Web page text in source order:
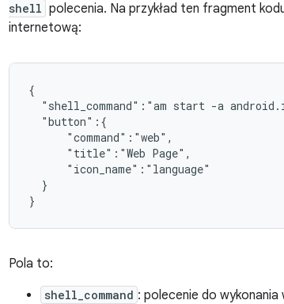
shell polecenia. Na przykład ten fragment
internetową:
{
"shell_command":"am start -a
  "button":{
      "command":"web",
      "title":"Web Page",
      "icon_name":"language"
  }
Pola to:
shell_command : polecenie do wykonania